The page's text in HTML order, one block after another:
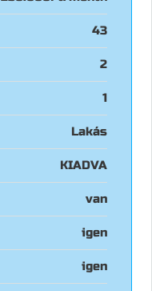
43
2
1
Lakás
KIADVA
van
igen
igen